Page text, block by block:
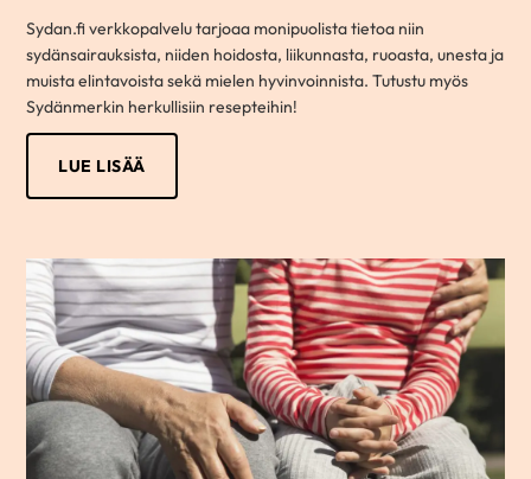
Sydan.fi verkkopalvelu tarjoaa monipuolista tietoa niin
sydänsairauksista, niiden hoidosta, liikunnasta, ruoasta, unesta ja
muista elintavoista sekä mielen hyvinvoinnista. Tutustu myös
Sydänmerkin herkullisiin resepteihin!
LUE LISÄÄ